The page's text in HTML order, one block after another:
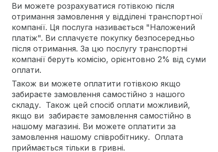
Ви можете розрахуватися готівкою після
отримання замовлення у відділені транспортної
компанії. Ця послуга називається "Наложений
платіж". Ви сплачуєте покупку безпосередньо
після отримання. За цю послугу транспортні
компанії беруть комісію, орієнтовно 2% від суми
оплати.
Також ви можете оплатити готівкою якщо
забираєте замовлення самостійно з нашого
складу. Також цей спосіб оплати можливий,
якщо ви забираєте замовлення самостійно в
нашому магазині. Ви можете оплатити за
замовлення нашому співробітнику. Оплата
приймається тільки в гривні.